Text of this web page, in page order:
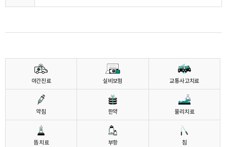
야간진료 실비보험 교통사고치료
약침 한약 물리치료
뜸 치료 부항 침